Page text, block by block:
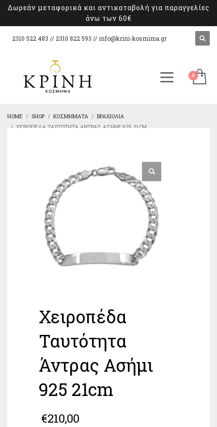
Δωρεάν μεταφορικά και αντικαταβολή για παραγγελίες
άνω των 60€
2310 522 483 // 2310 822 593 // info@krini-kosmima.gr
HOME SHOP ΚΟΣΜΉΜΑΤΑ
ΒΡΑΧΙΌΛΙΑ
ΧΕΙΡΟΠΈΔΑ ΤΑΥΤΌΤΗΤΑ ΆΝΤΡΑΣ ΑΣΉΜΙ 925 21CM
Χειροπέδα
Ταυτότητα
Άντρας Ασήμι
925 21cm
€210,00